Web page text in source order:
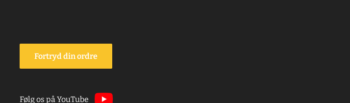
Fortryd din ordre
Følg os på YouTube